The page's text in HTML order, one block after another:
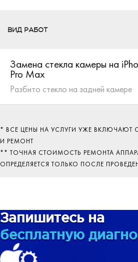
ВИД РАБОТ
Замена стекла камеры на
Pro Max
Разбито стекло на задней камере
* ВСЕ ЦЕНЫ НА УСЛУГИ УЖЕ ВКЛЮЧАЮТ
И РЕМОНТ
** ТОЧНАЯ СТОИМОСТЬ РЕМОНТА
ОПРЕДЕЛЯЕТСЯ ТОЛЬКО ПОСЛЕ
Запишитесь на
бесплатную